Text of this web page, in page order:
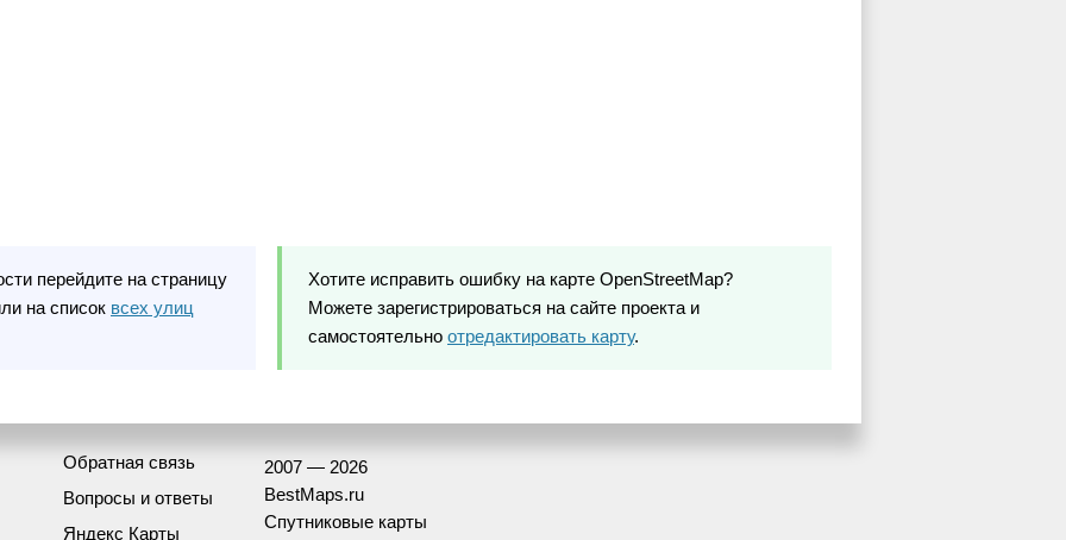
перейдите на страницу
на список всех улиц
Хотите исправить ошибку на карте OpenStreetMap?
Можете зарегистрироваться на сайте проекта и
самостоятельно отредактировать карту.
Обратная связь
Вопросы и ответы
Яндекс Карты
2007 — 2026
BestMaps.ru
Спутниковые карты